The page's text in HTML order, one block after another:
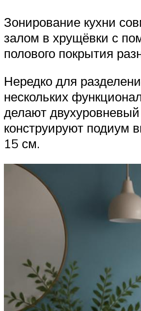
Зонирование кухни
залом в хрущёвки с
полового покрытия
Нередко для
нескольких
делают
конструируют подиум
15 см.